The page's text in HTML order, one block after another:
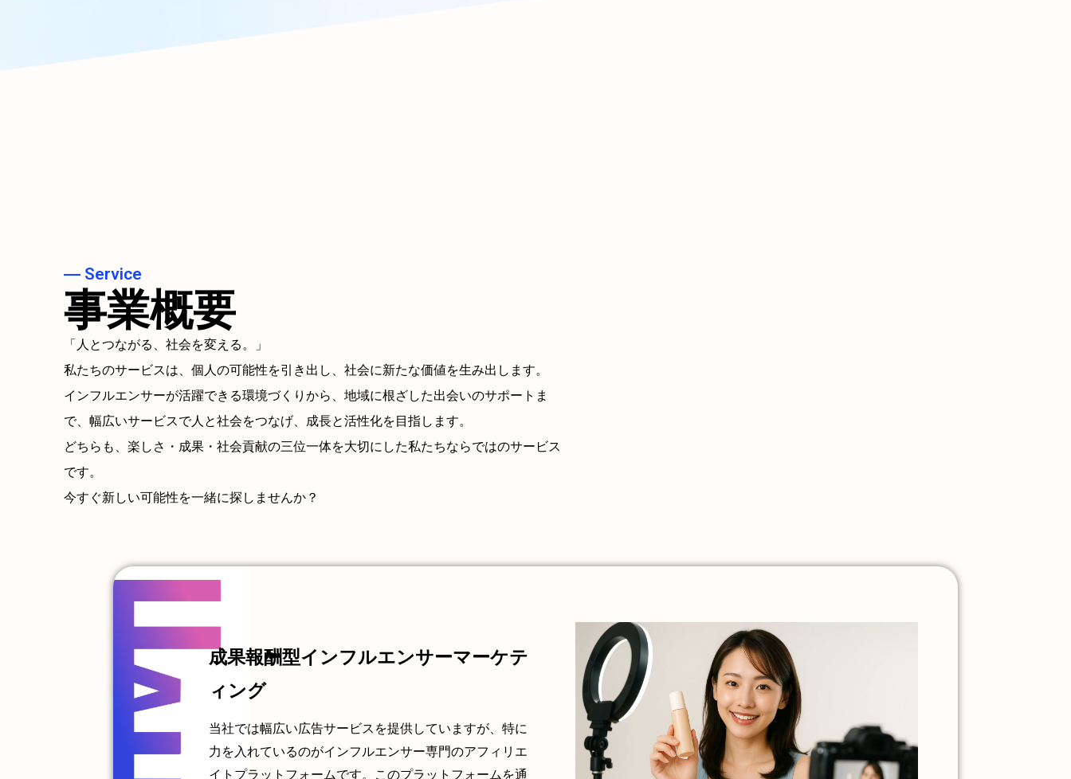
― Service
事業概要
「人とつながる、社会を変える。」
私たちのサービスは、個人の可能性を引き出し、社会に新たな価値を生み出します。
インフルエンサーが活躍できる環境づくりから、地域に根ざした出会いのサポートま
で、幅広いサービスで人と社会をつなげ、成長と活性化を目指します。
どちらも、楽しさ・成果・社会貢献の三位一体を大切にした私たちならではのサービス
です。
今すぐ新しい可能性を一緒に探しませんか？
成果報酬型インフルエンサーマーケテ
ィング
当社では幅広い広告サービスを提供していますが、特に
力を入れているのがインフルエンサー専門のアフィリエ
イトプラットフォームです。このプラットフォームを通